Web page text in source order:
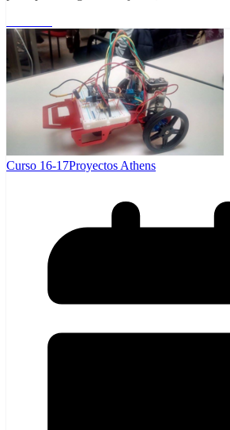
Curso 16-17Proyectos Athens